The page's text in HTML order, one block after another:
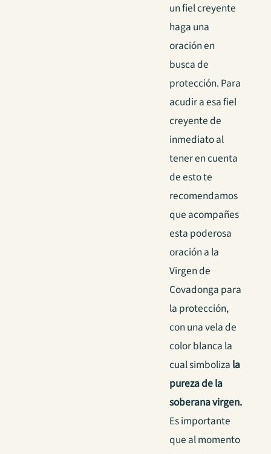
un fiel creyente
haga una
oración en
busca de
protección. Para
acudir a esa fiel
creyente de
inmediato al
tener en cuenta
de esto te
recomendamos
que acompañes
esta poderosa
oración a la
Virgen de
Covadonga para
la protección,
con una vela de
color blanca la
cual simboliza la
pureza de la
soberana virgen.
Es importante
que al momento